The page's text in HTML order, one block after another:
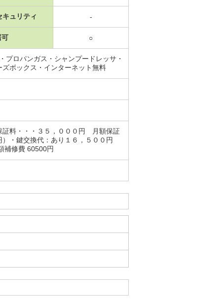
キュリティ -
可 ○
プロパンガス・シャンプードレッサ・
ボックス・インターネット無料
料・・・３５，０００円 月額保証
・鍵交換代：あり１６，５００円
補修費 60500円